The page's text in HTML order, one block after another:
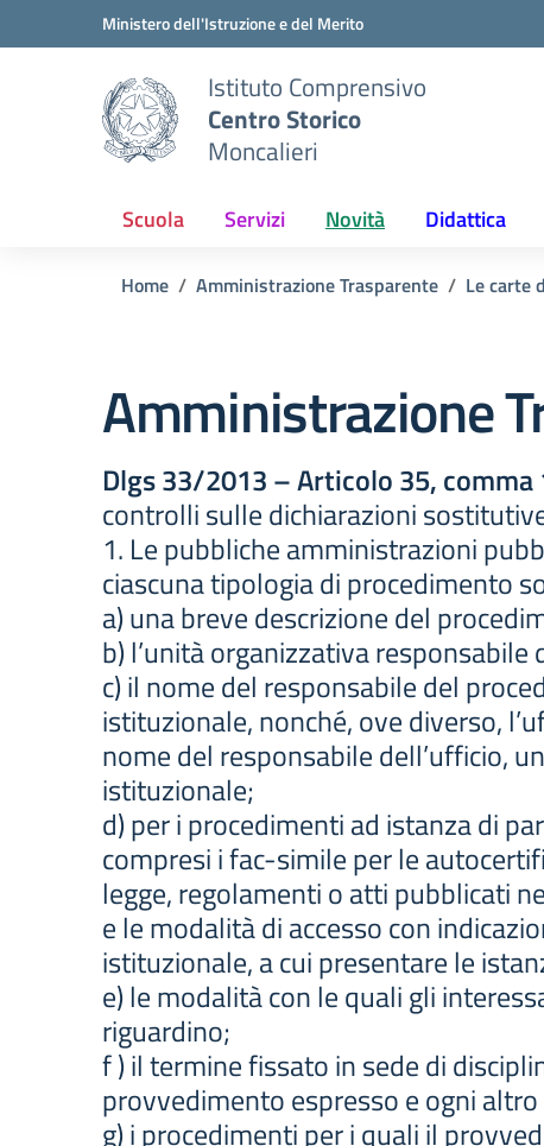
Vai ai contenuti
Vai al menu di navigazioneMinistero dell'Istruzione e del Merito
Istituto Comprensivo
Centro Storico
Moncalieri
Scuola Servizi Novità Didattica
Home Amministrazione Trasparente Le carte
Amministrazione
Dlgs 33/2013 – Articolo 35, comma
controlli sulle dichiarazioni
1. Le pubbliche amministrazioni
ciascuna tipologia di procedimento
a) una breve descrizione del
b) l’unità organizzativa responsabile
c) il nome del responsabile del
istituzionale, nonché, ove diverso,
nome del responsabile dell’ufficio,
istituzionale;
d) per i procedimenti ad istanza di
compresi i fac-simile per le
legge, regolamenti o atti pubblicati
e le modalità di accesso con
istituzionale, a cui presentare le
e) le modalità con le quali gli
riguardino;
f ) il termine fissato in sede di
provvedimento espresso e ogni
g) i procedimenti per i quali il